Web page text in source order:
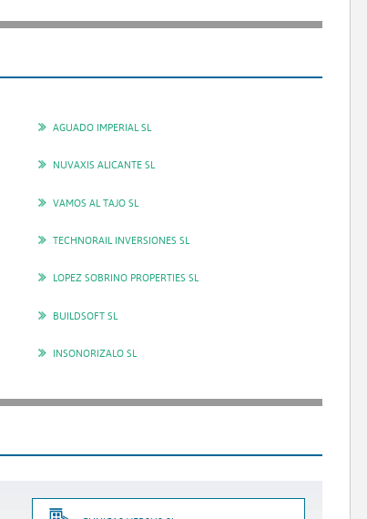
AGUADO IMPERIAL SL
NUVAXIS ALICANTE SL
VAMOS AL TAJO SL
TECHNORAIL INVERSIONES SL
LOPEZ SOBRINO PROPERTIES SL
BUILDSOFT SL
INSONORIZALO SL